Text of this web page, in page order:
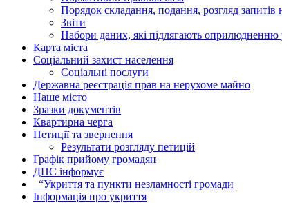
Порядок складання, подання, розгляд
Звіти
Набори даних, які підлягають оприлюдненню
Карта міста
Соціальний захист населення
Соціальні послуги
Державна реєстрація прав на нерухоме майно
Наше місто
Зразки документів
Квартирна черга
Петиції та звернення
Результати розгляду петицій
Графік прийому громадян
ДПС інформує
“Укриття та пункти незламності громади
Інформація про укриття